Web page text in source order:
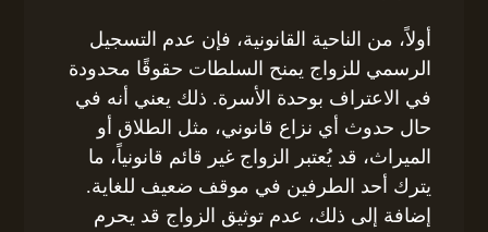
أولاً، من الناحية القانونية، فإن عدم التسجيل
الرسمي للزواج يمنح السلطات حقوقًا محدودة
في الاعتراف بوحدة الأسرة. ذلك يعني أنه في
حال حدوث أي نزاع قانوني، مثل الطلاق أو
الميراث، قد يُعتبر الزواج غير قائم قانونياً، ما
يترك أحد الطرفين في موقف ضعيف للغاية.
إضافة إلى ذلك، عدم توثيق الزواج قد يحرم